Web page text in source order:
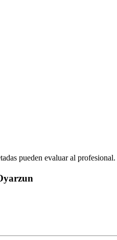
pueden evaluar al profesional.